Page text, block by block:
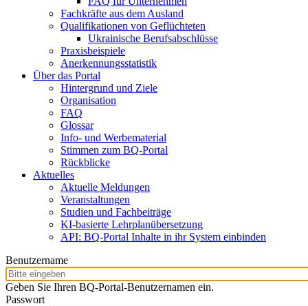
Fachkräfte aus dem Ausland
Qualifikationen von Geflüchteten
Ukrainische Berufsabschlüsse
Praxisbeispiele
Anerkennungsstatistik
Über das Portal
Hintergrund und Ziele
Organisation
FAQ
Glossar
Info- und Werbematerial
Stimmen zum BQ-Portal
Rückblicke
Aktuelles
Aktuelle Meldungen
Veranstaltungen
Studien und Fachbeiträge
KI-basierte Lehrplanübersetzung
API: BQ-Portal Inhalte in ihr System einbinden
Benutzername
Geben Sie Ihren BQ-Portal-Benutzernamen ein.
Passwort